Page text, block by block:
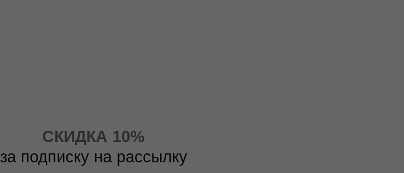
СКИДКА 10%
за подписку на рассылку